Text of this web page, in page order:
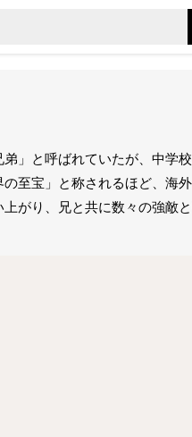
」と呼ばれていたが、中学
至宝」と称されるほど、海
がり、兄と共に数々の強敵